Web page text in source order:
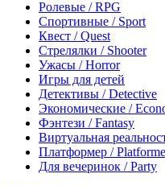
Ролевые / RPG
Спортивные / Sport
Квест / Quest
Стрелялки / Shooter
Ужасы / Horror
Игры для детей
Детективы / Detective
Экономические /
Фэнтези / Fantasy
Виртуальная
Платформер /
Для вечеринок / Party